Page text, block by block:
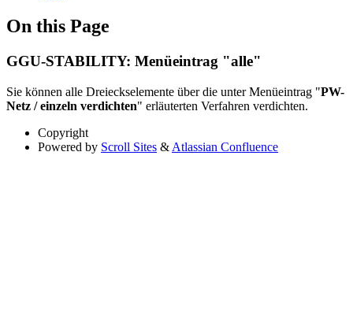
On this Page
GGU-STABILITY: Menüeintrag "alle"
Sie können alle Dreieckselemente über die unter Menüeintrag "PW-
Netz / einzeln verdichten" erläuterten Verfahren verdichten.
Copyright
Powered by Scroll Sites & Atlassian Confluence